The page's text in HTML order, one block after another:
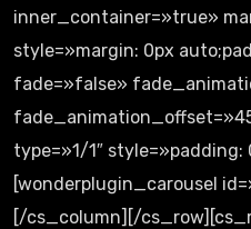
inner_container=»true»
style=»margin: 0px
fade=»false»
type=»1/1″
[wonderplugin_carousel
[/cs_column][/